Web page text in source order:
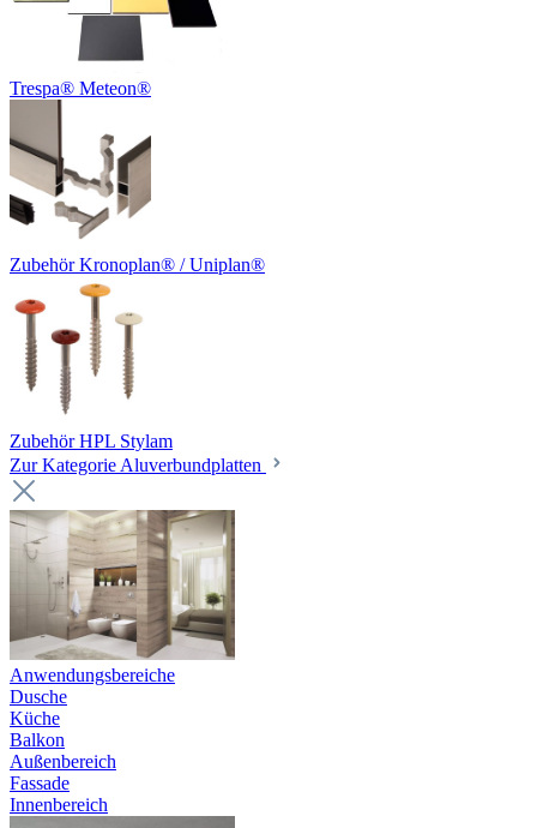
Trespa® Meteon®
Zubehör Kronoplan® / Uniplan®
Zubehör HPL Stylam
Zur Kategorie Aluverbundplatten
Anwendungsbereiche
Dusche
Küche
Balkon
Außenbereich
Fassade
Innenbereich